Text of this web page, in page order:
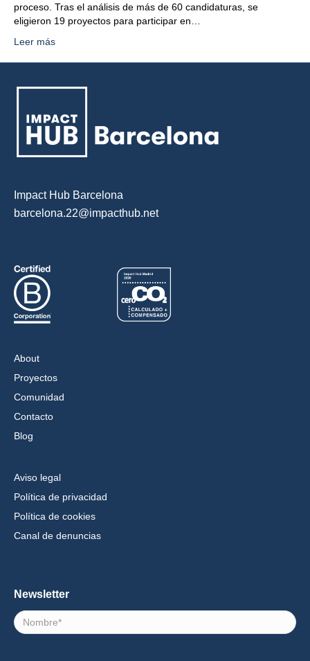
proceso. Tras el análisis de más de 60 candidaturas, se
eligieron 19 proyectos para participar en…
Leer más
Impact Hub Barcelona
barcelona.22@impacthub.net
About
Proyectos
Comunidad
Contacto
Blog
Aviso legal
Política de privacidad
Política de cookies
Canal de denuncias
Newsletter
Nombre